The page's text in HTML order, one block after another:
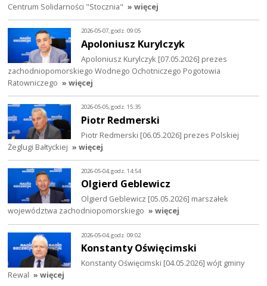
Centrum Solidarności "Stocznia" » więcej
2026-05-07, godz. 09:05
Apoloniusz Kurylczyk
Apoloniusz Kurylczyk [07.05.2026] prezes
zachodniopomorskiego Wodnego Ochotniczego Pogotowia
Ratowniczego » więcej
2026-05-05, godz. 15:35
Piotr Redmerski
Piotr Redmerski [06.05.2026] prezes Polskiej
Żeglugi Bałtyckiej » więcej
2026-05-04, godz. 14:54
Olgierd Geblewicz
Olgierd Geblewicz [05.05.2026] marszałek
województwa zachodniopomorskiego » więcej
2026-05-04, godz. 09:02
Konstanty Oświęcimski
Konstanty Oświęcimski [04.05.2026] wójt gminy
Rewal » więcej